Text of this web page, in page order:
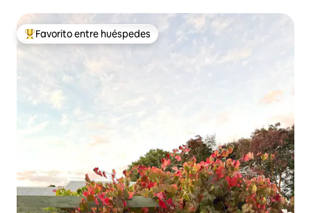
Favorito entre huéspedes preferido
Favorito entre huéspedes